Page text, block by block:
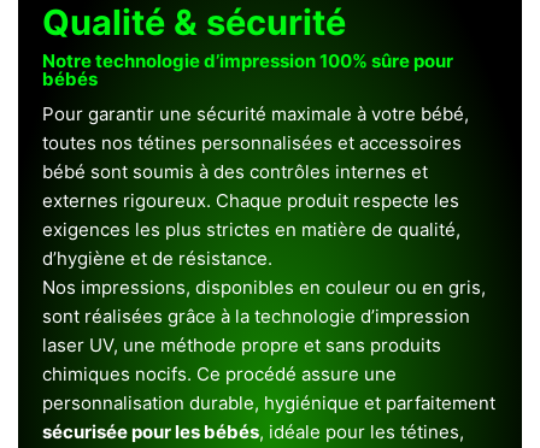
Qualité & sécurité
Notre technologie d’impression 100% sûre pour
bébés
Pour garantir une sécurité maximale à votre bébé,
toutes nos tétines personnalisées et accessoires
bébé sont soumis à des contrôles internes et
externes rigoureux. Chaque produit respecte les
exigences les plus strictes en matière de qualité,
d’hygiène et de résistance.
Nos impressions, disponibles en couleur ou en gris,
sont réalisées grâce à la technologie d’impression
laser UV, une méthode propre et sans produits
chimiques nocifs. Ce procédé assure une
personnalisation durable, hygiénique et parfaitement
sécurisée pour les bébés, idéale pour les tétines,